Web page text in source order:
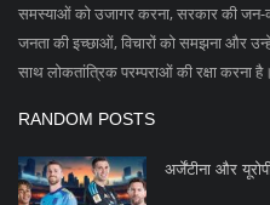
समस्याओं को उजागर करना, सरकार की जन-
जनता की इच्छाओं, विचारों को समझना और
साथ लोकतांत्रिक परम्पराओं की रक्षा करना है।
RANDOM POSTS
अर्जेंटीना और